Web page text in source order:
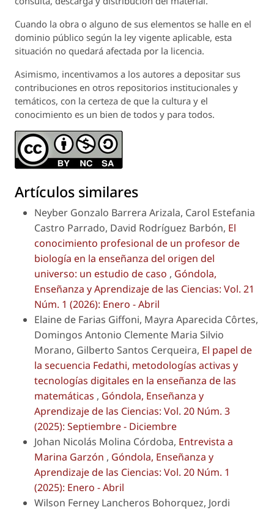
Cuando la obra o alguno de sus elementos se halle en el
dominio público según la ley vigente aplicable, esta
situación no quedará afectada por la licencia.
Asimismo, incentivamos a los autores a depositar sus
contribuciones en otros repositorios institucionales y
temáticos, con la certeza de que la cultura y el
conocimiento es un bien de todos y para todos.
Artículos similares
Neyber Gonzalo Barrera Arizala, Carol Estefania
Castro Parrado, David Rodríguez Barbón, El
conocimiento profesional de un profesor de
biología en la enseñanza del origen del
universo: un estudio de caso , Góndola,
Enseñanza y Aprendizaje de las Ciencias: Vol. 21
Núm. 1 (2026): Enero - Abril
Elaine de Farias Giffoni, Mayra Aparecida Côrtes,
Domingos Antonio Clemente Maria Silvio
Morano, Gilberto Santos Cerqueira, El papel de
la secuencia Fedathi, metodologías activas y
tecnologías digitales en la enseñanza de las
matemáticas , Góndola, Enseñanza y
Aprendizaje de las Ciencias: Vol. 20 Núm. 3
(2025): Septiembre - Diciembre
Johan Nicolás Molina Córdoba, Entrevista a
Marina Garzón , Góndola, Enseñanza y
Aprendizaje de las Ciencias: Vol. 20 Núm. 1
(2025): Enero - Abril
Wilson Ferney Lancheros Bohorquez, Jordi